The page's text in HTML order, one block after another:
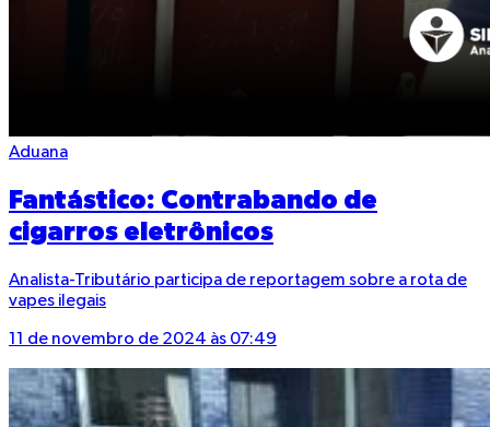
Aduana
Fantástico: Contrabando de
cigarros eletrônicos
Analista-Tributário participa de reportagem sobre a rota de
vapes ilegais
11 de novembro de 2024 às 07:49